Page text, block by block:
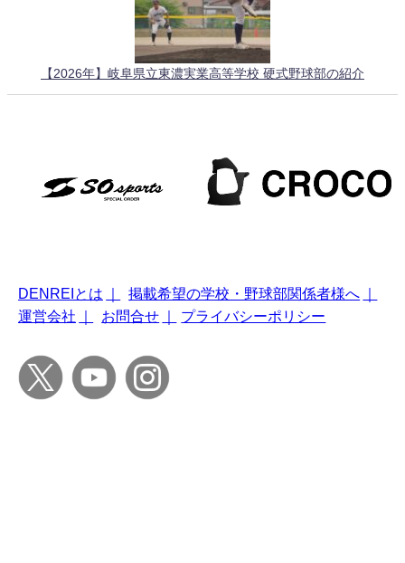
【2026年】岐阜県立東濃実業高等学校 硬式野球部の紹介
DENREIとは ｜ 掲載希望の学校・野球部関係者様へ
｜
運営会社
｜ お問合せ ｜ プライバシーポリシー